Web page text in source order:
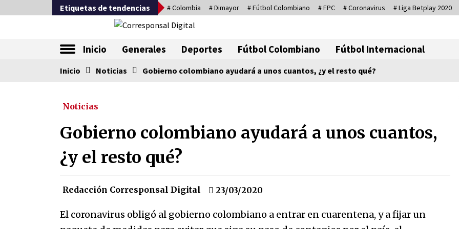
al
Etiquetas de tendencias # Colombia # Dimayor # Fútbol Colombiano # FPC # Coronavirus # Liga Betplay 2020
Corresponsal
Inicio Generales Deportes Fútbol Colombiano Fútbol Internacional
Tendencia ahora
07/08/2026
Corina Machado y su sed de
17/01/2026
Falcao regresa con el rabo entre
las patas
Captura de Maduro, donde
manda capitán, no manda
Inicio Noticias Gobierno colombiano ayudará a unos cuantos, ¿y el resto qué?
Noticias
Gobierno colombiano ayudará a unos cuantos,
¿y el resto qué?
Redacción Corresponsal Digital 23/03/2020
El coronavirus obligó al gobierno colombiano a entrar en cuarentena, y a fijar un